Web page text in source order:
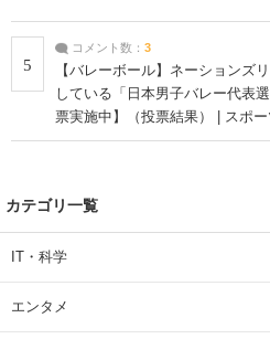
5
コメント数： 3
【バレーボール】ネーションズ
している「日本男子バレー代表
票実施中】（投票結果） | スポ
カテゴリ一覧
IT・科学
エンタメ